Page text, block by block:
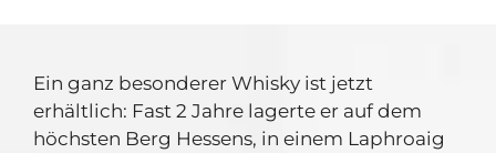
Ein ganz besonderer Whisky ist jetzt
erhältlich: Fast 2 Jahre lagerte er auf dem
höchsten Berg Hessens, in einem Laphroaig